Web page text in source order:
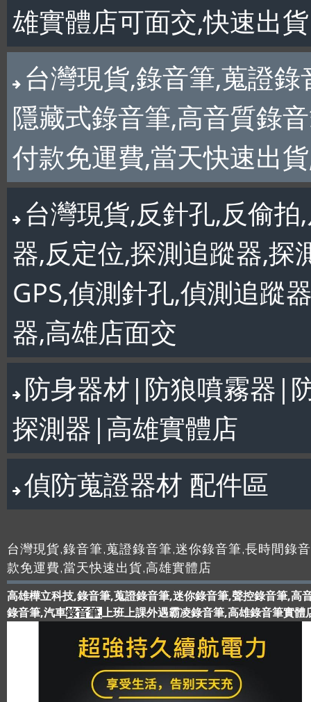
雄實體店可面交,快速出貨
台灣現貨,錄音筆,蒐證
隱藏式錄音筆,高音質錄
付款免運費,當天快速出
台灣現貨,反針孔,反偷
器,反定位,探測追蹤器,探
GPS,偵測針孔,偵測追蹤
器,高雄店面交
防身器材|防狼噴霧器|
探測器|高雄實體店
偵防蒐證器材 配件區
台灣現貨,錄音筆,蒐證錄音筆,迷你錄音筆,長時間錄
款免運費,當天快速出貨,高雄實體店
高雄樺立科技,錄音筆,蒐證錄音筆,迷你錄音筆,聲控錄音筆,
錄音筆,汽車錄音筆,上班上課外遇霸凌錄音筆,高雄錄音筆實體